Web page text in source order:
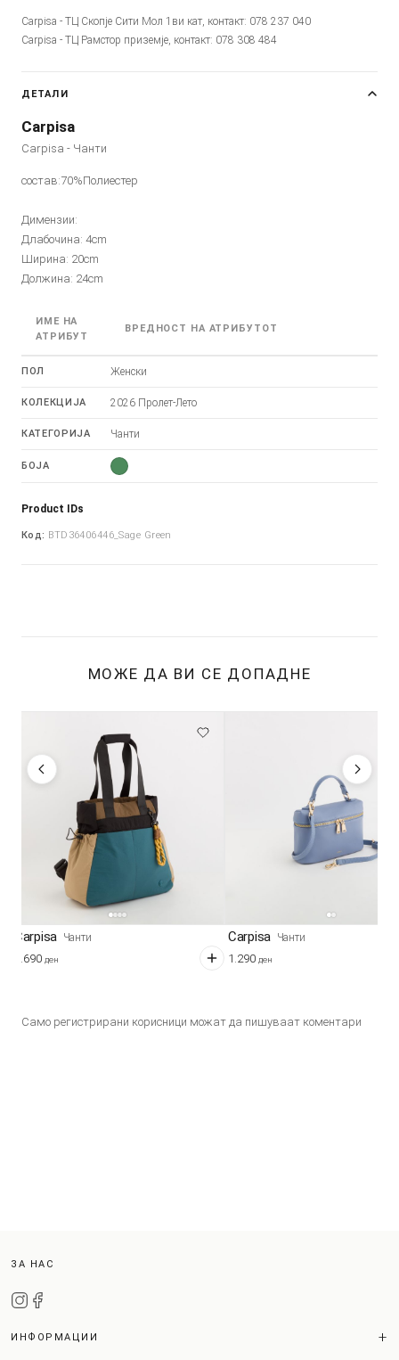
Carpisa - ТЦ Скопје Сити Мол 1ви кат, контакт: 078 237 040
Carpisa - ТЦ Рамстор приземје, контакт: 078 308 484
ДЕТАЛИ
Carpisa
Carpisa - Чанти
состав:70%Полиестер
Димензии:
Длабочина: 4cm
Ширина: 20cm
Должина: 24cm
ИМЕ НА
АТРИБУТ
ВРЕДНОСТ НА АТРИБУТОТ
ПОЛ Женски
КОЛЕКЦИЈА 2026 Пролет-Лето
КАТЕГОРИЈА Чанти
БОЈА
Product IDs
Код: BTD36406446_Sage Green
МОЖЕ ДА ВИ СЕ ДОПАДНЕ
Carpisa Чанти
2.690 ден
Carpisa Чанти
1.290 ден
Само регистрирани корисници можат да пишуваат коментари
ЗА НАС
ИНФОРМАЦИИ